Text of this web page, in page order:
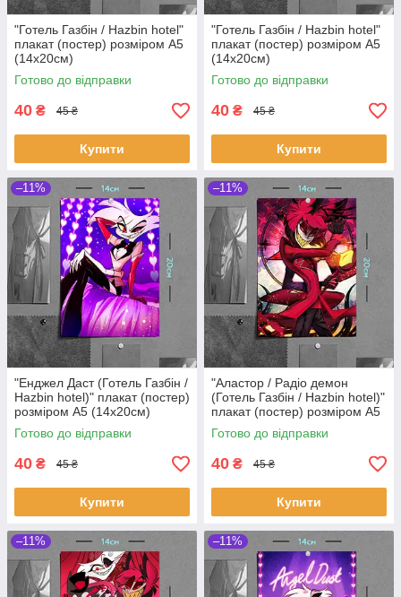
"Готель Газбін / Hazbin hotel"
плакат (постер) розміром А5
(14х20см)
Готово до відправки
40 ₴ 45 ₴
Купити
"Готель Газбін / Hazbin hotel"
плакат (постер) розміром А5
(14х20см)
Готово до відправки
40 ₴ 45 ₴
Купити
–11%
"Енджел Даст (Готель Газбін /
Hazbin hotel)" плакат (постер)
розміром А5 (14х20см)
Готово до відправки
40 ₴ 45 ₴
Купити
–11%
"Аластор / Радіо демон
(Готель Газбін / Hazbin hotel)"
плакат (постер) розміром А5
(14х20см)
Готово до відправки
40 ₴ 45 ₴
Купити
–11% –11%